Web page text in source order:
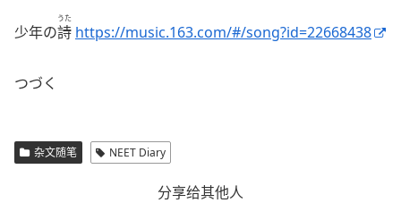
少年の詩
うた
https://music.163.com/#/song?id=22668438
つづく
杂文随笔 NEET Diary
分享给其他人